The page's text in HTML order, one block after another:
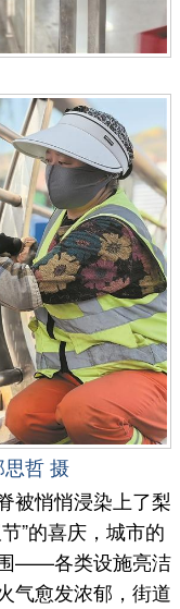
哲 摄
被悄悄浸染上了梨
”的喜庆，城市的
——各类设施亮洁
气愈发浓郁，街道